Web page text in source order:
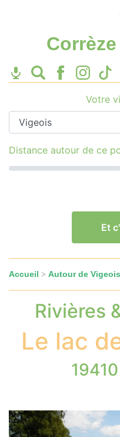
Corrèze
Votre
Distance autour de ce
Et
Accueil > Autour de Vigeois
Rivières
Le lac